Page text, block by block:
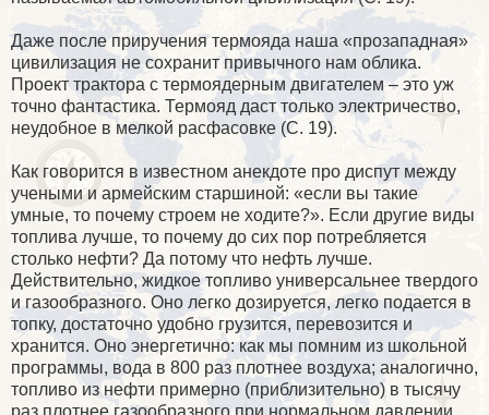
Даже после приручения термояда наша «прозападная»
цивилизация не сохранит привычного нам облика.
Проект трактора с термоядерным двигателем – это уж
точно фантастика. Термояд даст только электричество,
неудобное в мелкой расфасовке (С. 19).
Как говорится в известном анекдоте про диспут между
учеными и армейским старшиной: «если вы такие
умные, то почему строем не ходите?». Если другие виды
топлива лучше, то почему до сих пор потребляется
столько нефти? Да потому что нефть лучше.
Действительно, жидкое топливо универсальнее твердого
и газообразного. Оно легко дозируется, легко подается в
топку, достаточно удобно грузится, перевозится и
хранится. Оно энергетично: как мы помним из школьной
программы, вода в 800 раз плотнее воздуха; аналогично,
топливо из нефти примерно (приблизительно) в тысячу
раз плотнее газообразного при нормальном давлении.